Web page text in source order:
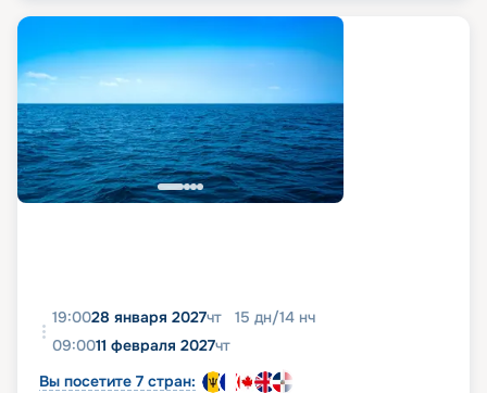
19:0028 января 2027чт 15 дн/14 нч
09:0011 февраля 2027чт
Вы посетите 7 стран: